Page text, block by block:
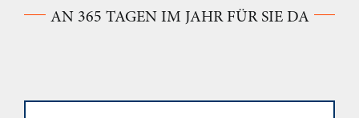
AN 365 TAGEN IM JAHR FÜR SIE DA